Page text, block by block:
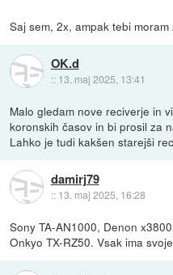
Saj sem, 2x, ampak tebi
OK.d
:: 13. maj 2025, 13:41
Malo gledam nove reciverje in
koronskih časov in bi prosil za
Lahko je tudi kakšen starejši
damirj79
:: 13. maj 2025, 16:28
Sony TA-AN1000, Denon
Onkyo TX-RZ50. Vsak ima